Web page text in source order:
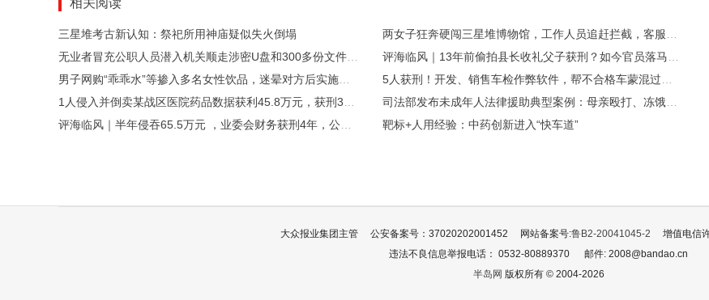
相关阅读
三星堆考古新认知：祭祀所用神庙疑似失火倒塌
靶标+人用经验：中药创新进入“快车道”
大众报业集团主管 公安备案号：37020202001452 网站备案号:鲁B2-20041045-2
增值电信
违法不良信息举报电话： 0532-80889370
邮件: 2008@bandao.cn
半岛网 版权所有 © 2004-2026